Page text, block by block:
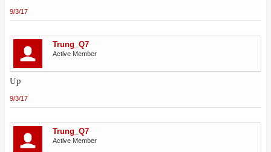
9/3/17
Trung_Q7
Active Member
Up
9/3/17
Trung_Q7
Active Member